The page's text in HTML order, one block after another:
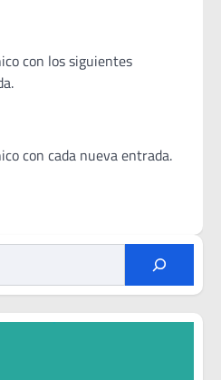
con los siguientes
con cada nueva entrada.